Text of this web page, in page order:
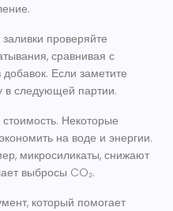
проверяйте
сравнивая с
Если заметите
в следующей партии.
Некоторые
на воде и энергии.
микросиликаты, снижают
выбросы CO₂.
который помогает